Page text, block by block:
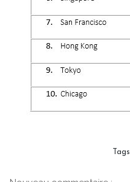
Tags